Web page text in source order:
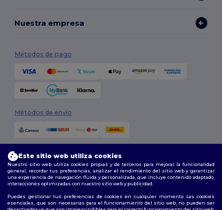
Nuestra empresa
Métodos de pago
Métodos de envío
Síguenos
Este sitio web utiliza cookies
Nuestro sitio web utiliza cookies propias y de terceros para mejorar la funcionalidad
general, recordar tus preferencias, analizar el rendimiento del sitio web y garantizar
una experiencia de navegación fluida y personalizada, que incluye contenido adaptado,
interacciones optimizadas con nuestro sitio web y publicidad.
Puedes gestionar tus preferencias de cookies en cualquier momento. Las cookies
esenciales, que son necesarias para el funcionamiento del sitio web, no pueden ser